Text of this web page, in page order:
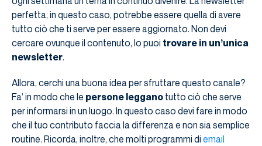
perfetta, in questo caso, potrebbe essere quella di avere
tutto ciò che ti serve per essere aggiornato. Non devi
cercare ovunque il contenuto, lo puoi trovare in un’unica
newsletter.
Allora, cerchi una buona idea per sfruttare questo canale?
Fa’ in modo che le persone leggano tutto ciò che serve
per informarsi in un luogo. In questo caso devi fare in modo
che il tuo contributo faccia la differenza e non sia semplice
routine. Ricorda, inoltre, che molti programmi di email